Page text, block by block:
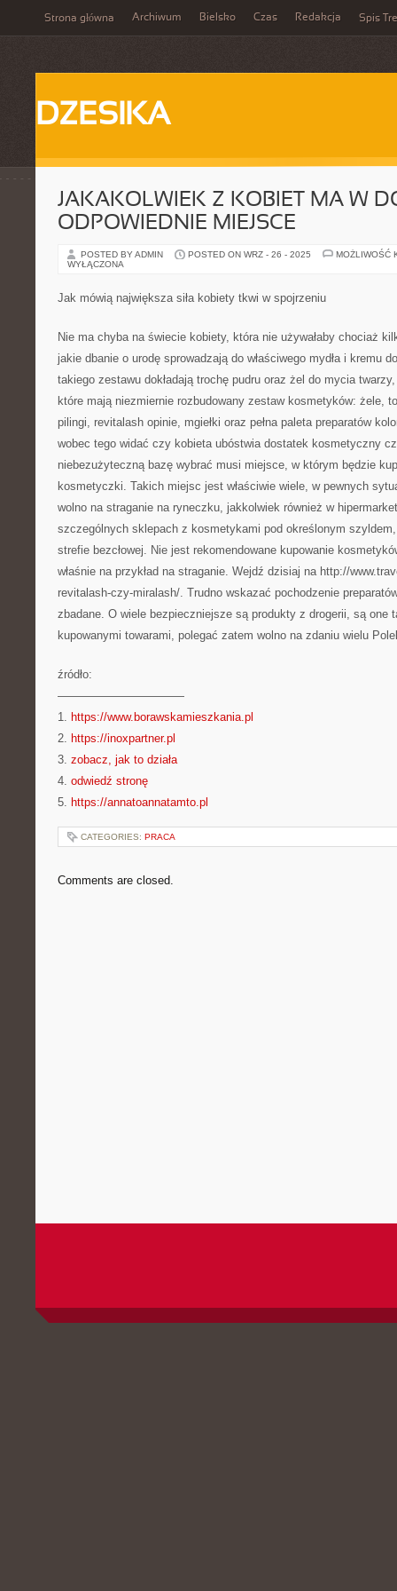
Strona główna Archiwum Bielsko Czas Redakcja Spis
DZESIKA
JAKAKOLWIEK Z KOBIET MA W
ODPOWIEDNIE MIEJSCE
POSTED BY ADMIN POSTED ON WRZ - 26 - 2025
MOŻLIWOŚĆ
WYŁĄCZONA
Jak mówią największa siła kobiety tkwi w spojrzeniu
Nie ma chyba na świecie kobiety, która nie używałaby chociaż
jakie dbanie o urodę sprowadzają do właściwego mydła i kremu
takiego zestawu dokładają trochę pudru oraz żel do mycia
które mają niezmiernie rozbudowany zestaw kosmetyków: żele,
pilingi, revitalash opinie, mgiełki oraz pełna paleta preparatów
wobec tego widać czy kobieta ubóstwia dostatek kosmetyczny
niebezużyteczną bazę wybrać musi miejsce, w którym będzie
kosmetyczki. Takich miejsc jest właściwie wiele, w pewnych
wolno na straganie na ryneczku, jakkolwiek również w
szczególnych sklepach z kosmetykami pod określonym
strefie bezcłowej. Nie jest rekomendowane kupowanie
właśnie na przykład na straganie. Wejdź dzisiaj na http://
revitalash-czy-miralash/. Trudno wskazać pochodzenie
zbadane. O wiele bezpieczniejsze są produkty z drogerii, są one
kupowanymi towarami, polegać zatem wolno na zdaniu wielu
źródło:
———————————
1. https://www.borawskamieszkania.pl
2. https://inoxpartner.pl
3. zobacz, jak to działa
4. odwiedź stronę
5. https://annatoannatamto.pl
CATEGORIES: PRACA
Comments are closed.